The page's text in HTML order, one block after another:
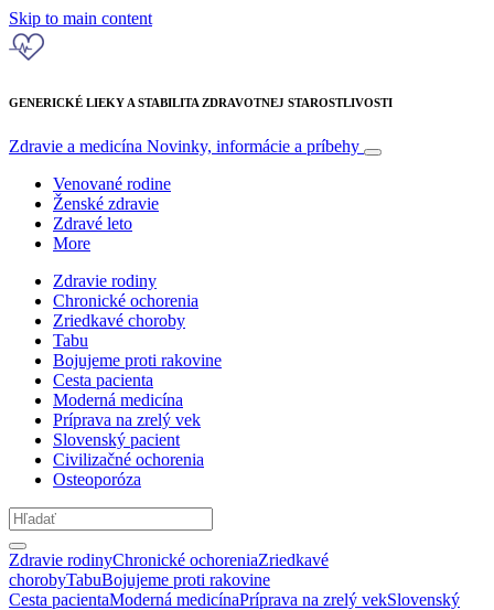
Skip to main content
GENERICKÉ LIEKY A STABILITA ZDRAVOTNEJ STAROSTLIVOSTI
Zdravie a medicína Novinky, informácie a príbehy
Venované rodine
Ženské zdravie
Zdravé leto
More
Zdravie rodiny
Chronické ochorenia
Zriedkavé choroby
Tabu
Bojujeme proti rakovine
Cesta pacienta
Moderná medicína
Príprava na zrelý vek
Slovenský pacient
Civilizačné ochorenia
Osteoporóza
Zdravie rodinyChronické ochoreniaZriedkavé
chorobyTabuBojujeme proti rakovine
Cesta pacientaModerná medicínaPríprava na zrelý vekSlovenský